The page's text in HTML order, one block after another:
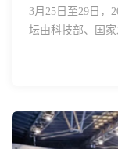
3月25日至29日，
坛由科技部、国